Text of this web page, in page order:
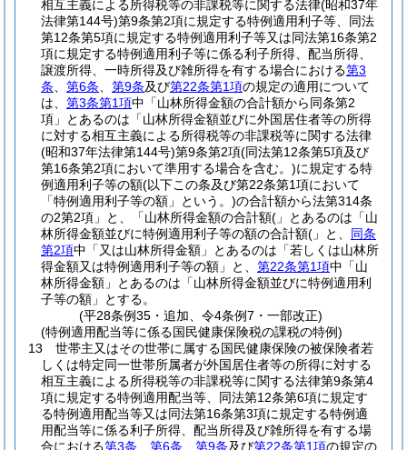
相互主義による所得税等の非課税等に関する法律(昭和37年
法律第144号)第9条第2項に規定する特例適用利子等、同法
第12条第5項に規定する特例適用利子等又は同法第16条第2
項に規定する特例適用利子等に係る利子所得、配当所得、
譲渡所得、一時所得及び雑所得を有する場合における第3
条
第6条 第9条及び第22条第1項の規定の適用について
は、 第3条第1項中「山林所得金額の合計額から同条第2
項」とあるのは「山林所得金額並びに外国居住者等の所得
に対する相互主義による所得税等の非課税等に関する法律
(昭和37年法律第144号)第9条第2項(同法第12条第5項及び
第16条第2項において準用する場合を含む。)に規定する特
例適用利子等の額(以下この条及び第22条第1項において
「特例適用利子等の額」という。)の合計額から法第314条
の2第2項」と、「山林所得金額の合計額(」とあるのは「山
林所得金額並びに特例適用利子等の額の合計額(」と、 同条
第2項中「又は山林所得金額」とあるのは「若しくは山林所
得金額又は特例適用利子等の額」と、 第22条第1項中「山
林所得金額」とあるのは「山林所得金額並びに特例適用利
子等の額」とする。
(平28条例35・追加、令4条例7・一部改正)
(特例適用配当等に係る国民健康保険税の課税の特例)
13
世帯主又はその世帯に属する国民健康保険の被保険者若
しくは特定同一世帯所属者が外国居住者等の所得に対する
相互主義による所得税等の非課税等に関する法律第9条第4
項に規定する特例適用配当等、同法第12条第6項に規定す
る特例適用配当等又は同法第16条第3項に規定する特例適
用配当等に係る利子所得、配当所得及び雑所得を有する場
合における第3条 第6条 第9条及び第22条第1項の規定の